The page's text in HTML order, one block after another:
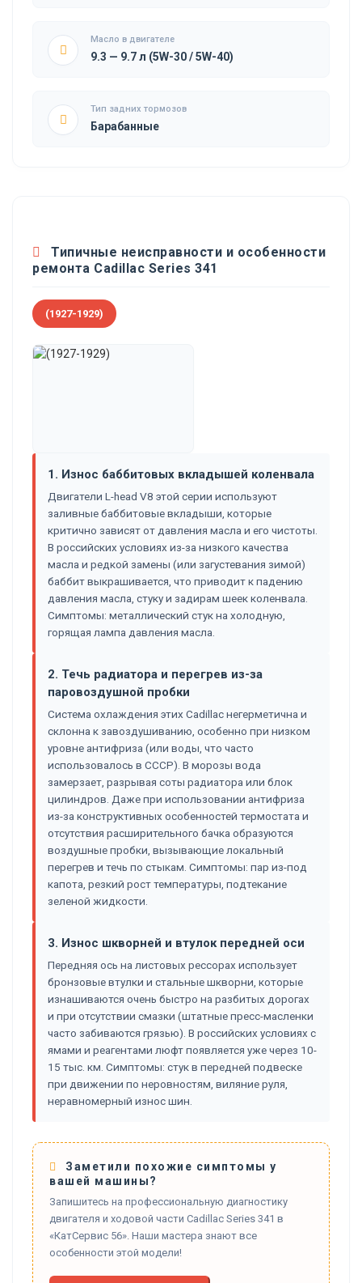
Масло в двигателе
9.3 — 9.7 л (5W-30 / 5W-40)
Тип задних тормозов
Барабанные
Типичные неисправности и особенности
ремонта Cadillac Series 341
(1927-1929)
1. Износ баббитовых вкладышей коленвала
Двигатели L-head V8 этой серии используют
заливные баббитовые вкладыши, которые
критично зависят от давления масла и его чистоты.
В российских условиях из-за низкого качества
масла и редкой замены (или загустевания зимой)
баббит выкрашивается, что приводит к падению
давления масла, стуку и задирам шеек коленвала.
Симптомы: металлический стук на холодную,
горящая лампа давления масла.
2. Течь радиатора и перегрев из-за
паровоздушной пробки
Система охлаждения этих Cadillac негерметична и
склонна к завоздушиванию, особенно при низком
уровне антифриза (или воды, что часто
использовалось в СССР). В морозы вода
замерзает, разрывая соты радиатора или блок
цилиндров. Даже при использовании антифриза
из-за конструктивных особенностей термостата и
отсутствия расширительного бачка образуются
воздушные пробки, вызывающие локальный
перегрев и течь по стыкам. Симптомы: пар из-под
капота, резкий рост температуры, подтекание
зеленой жидкости.
3. Износ шкворней и втулок передней оси
Передняя ось на листовых рессорах использует
бронзовые втулки и стальные шкворни, которые
изнашиваются очень быстро на разбитых дорогах
и при отсутствии смазки (штатные пресс-масленки
часто забиваются грязью). В российских условиях с
ямами и реагентами люфт появляется уже через 10-
15 тыс. км. Симптомы: стук в передней подвеске
при движении по неровностям, виляние руля,
неравномерный износ шин.
Заметили похожие симптомы у
вашей машины?
Запишитесь на профессиональную диагностику
двигателя и ходовой части Cadillac Series 341 в
«КатСервис 56». Наши мастера знают все
особенности этой модели!